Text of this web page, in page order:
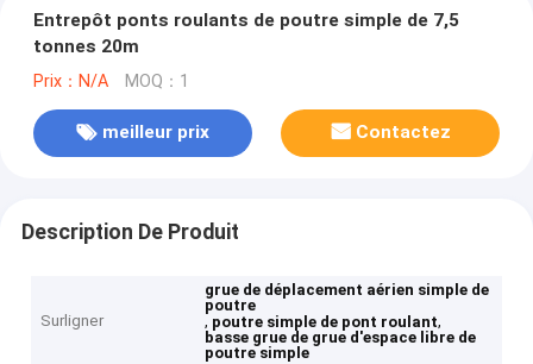
Entrepôt ponts roulants de poutre simple de 7,5
tonnes 20m
Prix：N/A MOQ：1
meilleur prix Contactez
Description De Produit
Surligner
grue de déplacement aérien simple de
poutre
, poutre simple de pont roulant,
basse grue de grue d'espace libre de
poutre simple